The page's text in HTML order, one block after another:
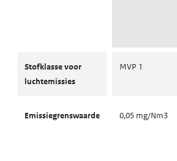
Stofklasse voor
luchtemissies
MVP 1
Emissiegrenswaarde 0,05 mg/Nm3